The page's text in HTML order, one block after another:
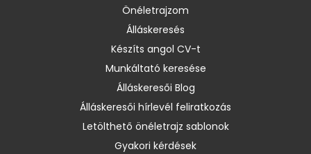
Önéletrajzom
Álláskeresés
Készíts angol CV-t
Munkáltató keresése
Álláskeresői Blog
Álláskeresői hírlevél feliratkozás
Letölthető önéletrajz sablonok
Gyakori kérdések